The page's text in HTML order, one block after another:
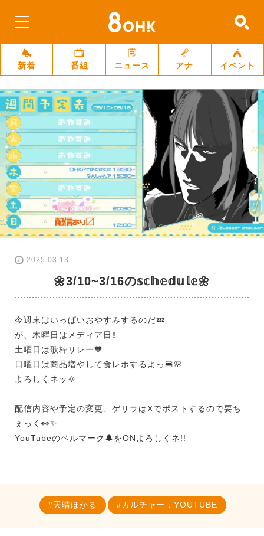
新着 番組 ニュース アナ イベント
2025.03.13
🌼3/10~3/16の𝕤𝕔𝕙𝕖𝕕𝕦𝕝𝕖🌼
今週末はいっぱいおやすみするのだ💤
が、木曜日はメディア日‼️
土曜日は歌枠リレー🧡
日曜日は商品増やして食レポするよっ🍔🌸
よろしくネッ🔆
配信内容や予定の変更、ゲリラはXでポストするので要ち
ぇっく👀✨
YouTubeのベルマーク🔔をONよろしくネ!!
天晴ほかる カルチャー：YOUTUBE